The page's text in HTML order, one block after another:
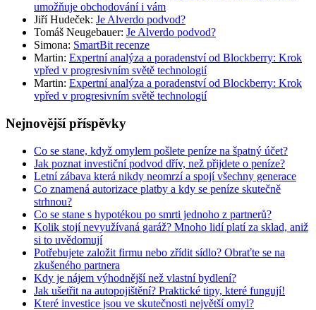
umožňuje obchodování i vám
Jiří Hudeček: Je Alverdo podvod?
Tomáš Neugebauer: Je Alverdo podvod?
Simona: SmartBit recenze
Martin: Expertní analýza a poradenství od Blockberry: Krok
vpřed v progresivním světě technologií
Martin: Expertní analýza a poradenství od Blockberry: Krok
vpřed v progresivním světě technologií
Nejnovější příspěvky
Co se stane, když omylem pošlete peníze na špatný účet?
Jak poznat investiční podvod dřív, než přijdete o peníze?
Letní zábava která nikdy neomrzí a spojí všechny generace
Co znamená autorizace platby a kdy se peníze skutečně
strhnou?
Co se stane s hypotékou po smrti jednoho z partnerů?
Kolik stojí nevyužívaná garáž? Mnoho lidí platí za sklad, aniž
si to uvědomují
Potřebujete založit firmu nebo zřídit sídlo? Obraťte se na
zkušeného partnera
Kdy je nájem výhodnější než vlastní bydlení?
Jak ušetřit na autopojištění? Praktické tipy, které fungují!
Které investice jsou ve skutečnosti největší omyl?